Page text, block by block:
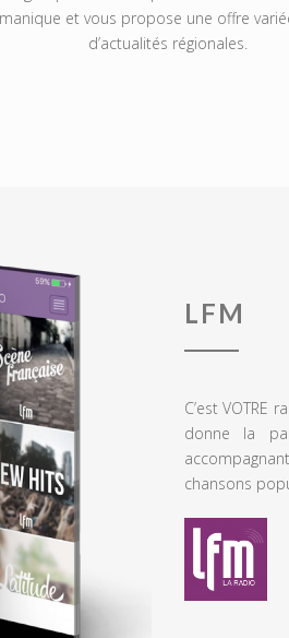
et vous propose une offre
d’actualités régionales.
LFM
C’est VOTRE
donne la
chansons